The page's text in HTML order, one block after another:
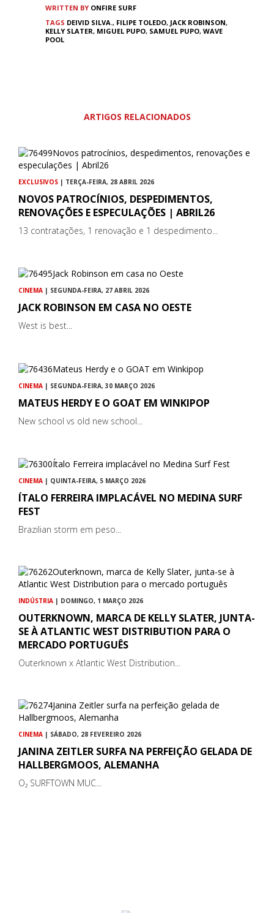
WRITTEN BY ONFIRE SURF
TAGS DEIVID SILVA., FILIPE TOLEDO, JACK ROBINSON,
KELLY SLATER, MIGUEL PUPO, SAMUEL PUPO, WAVE
POOL
ARTIGOS RELACIONADOS
EXCLUSIVOS | TERÇA-FEIRA, 28 ABRIL 2026
NOVOS PATROCÍNIOS, DESPEDIMENTOS,
RENOVAÇÕES E ESPECULAÇÕES | ABRIL26
13 contratações, 1 renovação e 1 despedimento...
CINEMA | SEGUNDA-FEIRA, 27 ABRIL 2026
JACK ROBINSON EM CASA NO OESTE
West is best...
CINEMA | SEGUNDA-FEIRA, 30 MARÇO 2026
MATEUS HERDY E O GOAT EM WINKIPOP
New school vs old new school...
CINEMA | QUINTA-FEIRA, 5 MARÇO 2026
ÍTALO FERREIRA IMPLACÁVEL NO MEDINA SURF
FEST
Brazilian storm em peso...
INDÚSTRIA | DOMINGO, 1 MARÇO 2026
OUTERKNOWN, MARCA DE KELLY SLATER, JUNTA-
SE À ATLANTIC WEST DISTRIBUTION PARA O
MERCADO PORTUGUÊS
Outerknown x Atlantic West Distribution...
CINEMA | SÁBADO, 28 FEVEREIRO 2026
JANINA ZEITLER SURFA NA PERFEIÇÃO GELADA DE
HALLBERGMOOS, ALEMANHA
O₂ SURFTOWN MUC...